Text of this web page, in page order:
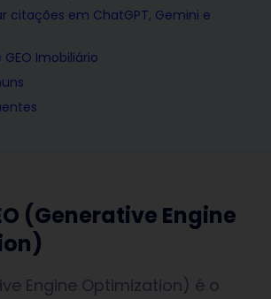
citações em ChatGPT, Gemini e
Imobiliário
(Generative Engine
Engine Optimization) é o